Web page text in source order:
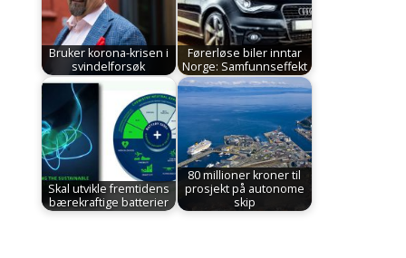
Bruker korona-krisen i
svindelforsøk
Førerløse biler inntar
Norge: Samfunnseffekt
Skal utvikle fremtidens
bærekraftige batterier
80 millioner kroner til
prosjekt på autonome
skip